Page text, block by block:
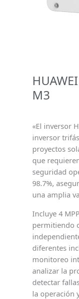
M3
«El inversor
inversor
proyectos
que
seguridad
98.7%,
una amplia
Incluye 4
permitiendo
diferentes
monitoreo
analizar la
detectar
la operación